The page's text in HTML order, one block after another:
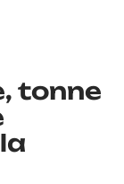
tonne